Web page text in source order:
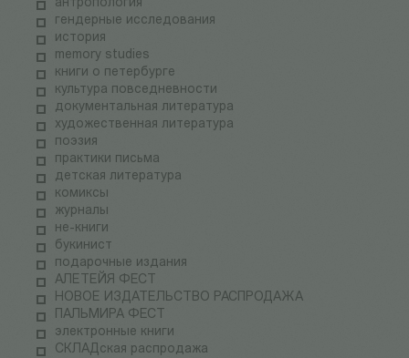
антропология
гендерные исследования
история
memory studies
книги о петербурге
культура повседневности
документальная литература
художественная литература
поэзия
практики письма
детская литература
комиксы
журналы
не-книги
букинист
подарочные издания
АЛЕТЕЙЯ ФЕСТ
НОВОЕ ИЗДАТЕЛЬСТВО РАСПРОДАЖА
ПАЛЬМИРА ФЕСТ
электронные книги
СКЛАДская распродажа